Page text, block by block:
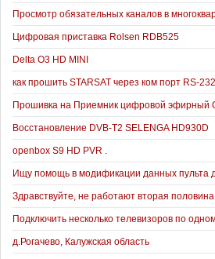
Просмотр обязательных каналов в
Цифровая приставка Rolsen RDB525
Delta O3 HD MINI
как прошить STARSAT через ком порт RS-232
Прошивка на Приемник цифровой эфирный
Восстановление DVB-T2 SELENGA HD930D
openbox S9 HD PVR .
Ищу помощь в модификации данных пульта
Здравствуйте, не работают вторая
Подключить несколько телевизоров по
д.Рогачево, Калужская область